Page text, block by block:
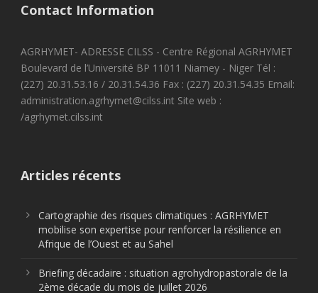
Contact Information
AGRHYMET- ADRESSE CILSS - Centre Régional AGRHYMET
Boulevard de l’Université BP 11011 Niamey - Niger Tél :
(227) 20.31.53.16 / 20.31.54.36 Fax : (227) 20.31.54.35 Email:
administration.agrhymet@cilss.int Site web :
/agrhymet.cilss.int
Articles récents
Cartographie des risques climatiques : AGRHYMET
mobilise son expertise pour renforcer la résilience en
Afrique de l’Ouest et au Sahel
Briefing décadaire : situation agrohydropastorale de la
2ème décade du mois de juillet 2026